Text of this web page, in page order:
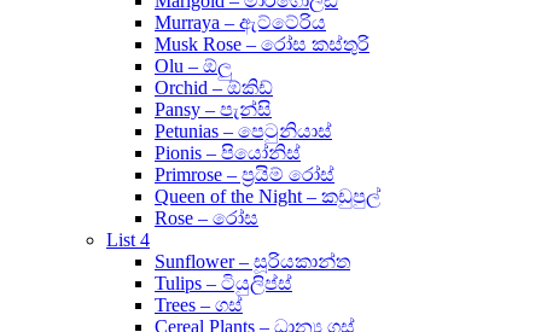
Murraya – ඇට්ටේරිය
Musk Rose – රෝස කස්තුරි
Olu – ඕලු
Orchid – ඕකිඩ්
Pansy – පැන්සි
Petunias – පෙටුනියාස්
Pionis – පියෝනිස්
Primrose – ප්‍රයිම් රෝස්
Queen of the Night – කඩුපුල්
Rose – රෝස
List 4
Sunflower – සූරියකාන්ත
Tulips – ටියුලිප්ස්
Trees – ගස්
Cereal Plants – ධාන්‍ය ගස්